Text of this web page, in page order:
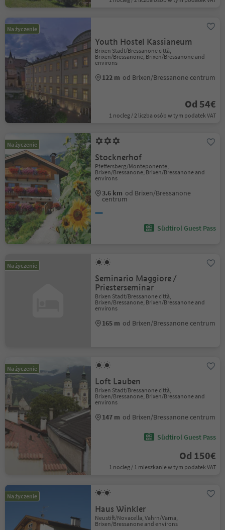
Na życzenie
Youth Hostel Kassianeum
Brixen Stadt/Bressanone città,
Brixen/Bressanone, Brixen/Bressanone and
environs
122 m od Brixen/Bressanone centrum
Od 54€
1 nocleg / 2 liczba osób w tym podatek VAT
Na życzenie
Stocknerhof
Pfeffersberg/Monteponente,
Brixen/Bressanone, Brixen/Bressanone and
environs
3.6 km od Brixen/Bressanone
centrum
Südtirol Guest Pass
Na życzenie
Seminario Maggiore /
Priesterseminar
Brixen Stadt/Bressanone città,
Brixen/Bressanone, Brixen/Bressanone and
environs
165 m od Brixen/Bressanone centrum
Na życzenie
Loft Lauben
Brixen Stadt/Bressanone città,
Brixen/Bressanone, Brixen/Bressanone and
environs
147 m od Brixen/Bressanone centrum
Südtirol Guest Pass
Od 150€
1 nocleg / 1 mieszkanie w tym podatek VAT
Na życzenie
Haus Winkler
Neustift/Novacella, Vahrn/Varna,
Brixen/Bressanone and environs